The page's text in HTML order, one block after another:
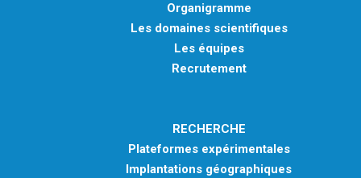
Organigramme
Les domaines scientifiques
Les équipes
Recrutement
RECHERCHE
Plateformes expérimentales
Implantations géographiques